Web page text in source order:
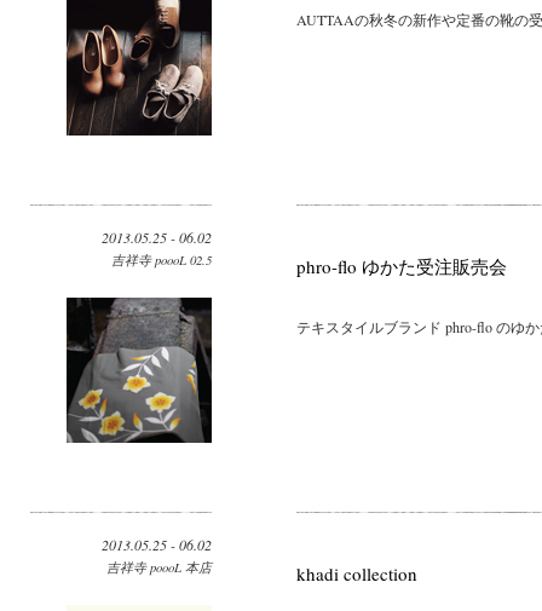
AUTTAAの秋冬の新作や定番の靴の
2013.05.25 - 06.02
吉祥寺 poooL 02.5 phro-flo ゆかた受注販売会
テキスタイルブランド phro-flo のゆ
2013.05.25 - 06.02
吉祥寺 poooL 本店 khadi collection